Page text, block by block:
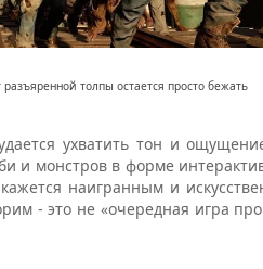
разъяренной толпы остается просто бежать
ухватить тон и
и монстров в форме
наигранным и
- это не «очередная игра